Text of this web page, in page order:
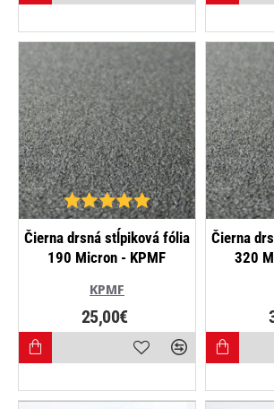
NAJPREDÁVANEJŠIE
KPMF
Čierna drsná stĺpiková fólia
190 Micron - KPMF
25,00€
Čierna
320